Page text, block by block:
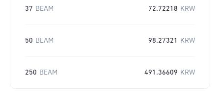
37 BEAM 72.72218 KRW
50 BEAM 98.27321 KRW
250 BEAM 491.36609 KRW